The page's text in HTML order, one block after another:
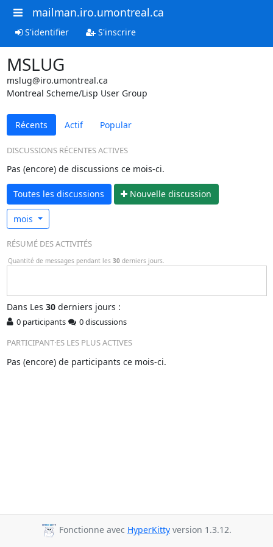
mailman.iro.umontreal.ca
S'identifier S'inscrire
MSLUG
mslug@iro.umontreal.ca
Montreal Scheme/Lisp User Group
Récents Actif Popular
DISCUSSIONS RÉCENTES ACTIVES
Pas (encore) de discussions ce mois-ci.
Toutes les discussions Nouvelle discussion
mois
RÉSUMÉ DES ACTIVITÉS
Quantité de messages pendant les 30 derniers jours.
Dans Les 30derniers jours :
0 participants
0 discussions
PARTICIPANT·ES LES PLUS ACTIVES
Pas (encore) de participants ce mois-ci.
Fonctionne avec HyperKitty version 1.3.12.